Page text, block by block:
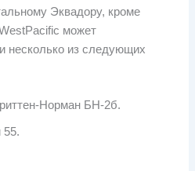
Эквадору, кроме
может
несколько из следующих
Норман БН-2б.
55.